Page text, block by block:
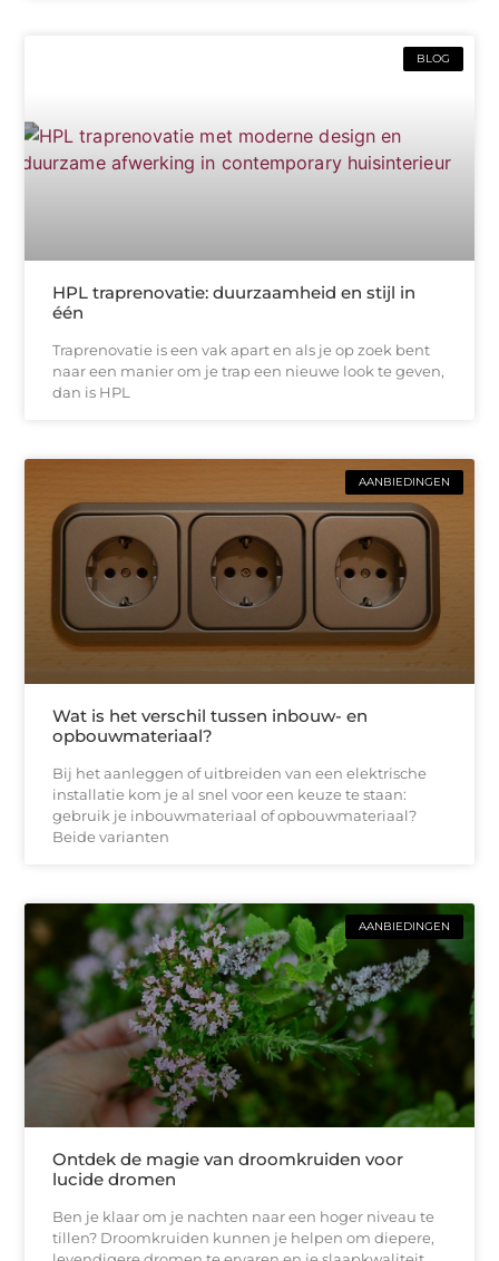
BLOG
HPL traprenovatie: duurzaamheid en stijl in
één
Traprenovatie is een vak apart en als je op zoek bent
naar een manier om je trap een nieuwe look te geven,
dan is HPL
AANBIEDINGEN
Wat is het verschil tussen inbouw- en
opbouwmateriaal?
Bij het aanleggen of uitbreiden van een elektrische
installatie kom je al snel voor een keuze te staan:
gebruik je inbouwmateriaal of opbouwmateriaal?
Beide varianten
AANBIEDINGEN
Ontdek de magie van droomkruiden voor
lucide dromen
Ben je klaar om je nachten naar een hoger niveau te
tillen? Droomkruiden kunnen je helpen om diepere,